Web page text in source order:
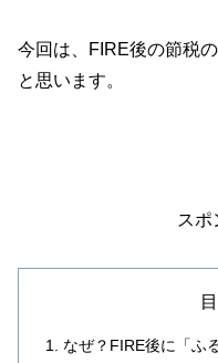
今回は、FIRE後の節税
と思います。
スポ
なぜ？FIRE後に「ふ